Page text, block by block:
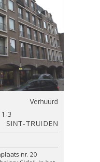
Verhuurd
3
SINT-TRUIDEN
nr. 20